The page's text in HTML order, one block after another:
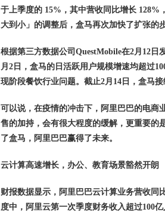
于上季度的 15%，其中营收同比增长
大到小」的调整后，盒马再次加快了扩张的
根据第三方数据公司QuestMobile在2月12日
月2日，盒马的日活跃用户规模增速均超过
现阶段餐饮行业问题。截止2月14日，盒马
可以说，在疫情的冲击下，阿里巴巴的电商
售的加持，会有很大程度的缓解，更重要的
了盒马，阿里巴巴赢得了未来。
云计算高速增长，办公、教育场景豁然开朗
财报数据显示，阿里巴巴云计算业务营收同
度中，阿里云第一次季度财务收入超过100